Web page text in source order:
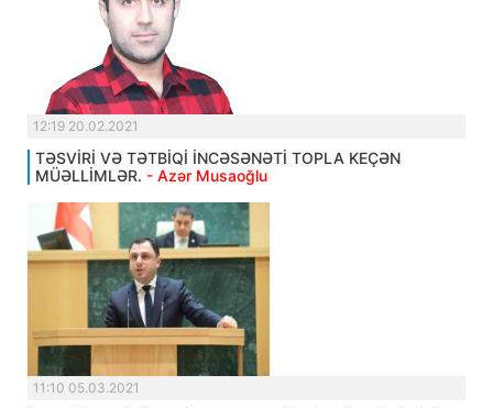
12:19 20.02.2021
TƏSVİRİ VƏ TƏTBİQİ İNCƏSƏNƏTİ TOPLA KEÇƏN
MÜƏLLİMLƏR. - Azər Musaoğlu
11:10 05.03.2021